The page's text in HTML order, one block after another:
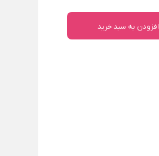
افزودن به سبد خرید